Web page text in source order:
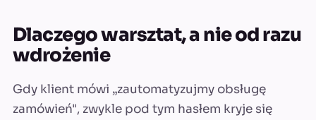
Dlaczego warsztat, a nie od razu
wdrożenie
Gdy klient mówi „zautomatyzujmy obsługę
zamówień", zwykle pod tym hasłem kryje się